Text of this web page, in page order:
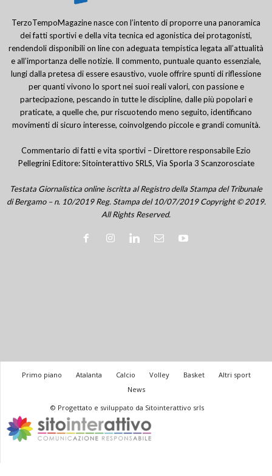
TerzoTempoMagazine nasce con l’intento di proporre una panoramica
dei fatti sportivi e della vita tecnica ed agonistica dei protagonisti,
rendendoli disponibili on line con adeguata tempistica legata all’attualità
e all’importanza delle notizie. Il commento, puntuale quanto essenziale,
lungi dalla pretesa di essere esaustivo, vuole offrire spunti di riflessione
per quanti vivono lo sport nei suoi reali valori, con passione e
partecipazione, pescando in tutte le discipline, dalle più popolari e
praticate, a quelle che, pur riscuotendo meno seguito, identificano
movimenti di sicuro interesse, coinvolgendo piccole e grandi comunità.
Commentario di fatti e vita sportivi – Direttore responsabile Ezio
Pellegrini Editore: Sitointerattivo SRLS, Via Sporla 3 Scanzorosciate
Testata Giornalistica online iscritta al Registro della Stampa del Tribunale
di Bergamo – n. 10/2019 Reg. Stampa del 10/07/2019 Copyright © 2019.
All Rights Reserved.
Primo piano Atalanta Calcio Volley Basket
Altri sport
News
© Progettato e sviluppato da Sitointerattivo srls